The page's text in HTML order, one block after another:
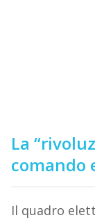
La
comando
Il quadro